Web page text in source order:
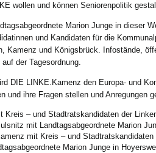
wollen und können Seniorenpolitik
Marion Junge in dieser
und Kandidaten für die
Kamenz und Königsbrück. Infostände,
der Tagesordnung.
DIE LINKE.Kamenz den Europa- und
und ihre Fragen stellen und Anregungen
Kreis – und Stadtratskandidaten der
mit Landtagsabgeordnete Marion
mit Kreis – und
Marion Junge in